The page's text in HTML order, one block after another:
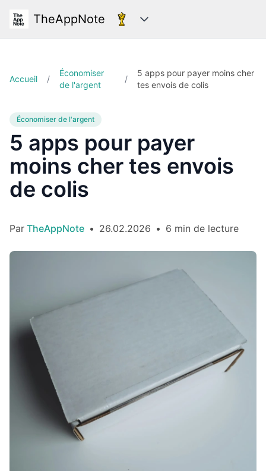
TheAppNote Catégories
Accueil /
Économiser
de l'argent
/
5 apps pour payer moins cher
tes envois de colis
Économiser de l'argent
5 apps pour payer
moins cher tes envois
de colis
Par TheAppNote • 26.02.2026 • 6 min de lecture